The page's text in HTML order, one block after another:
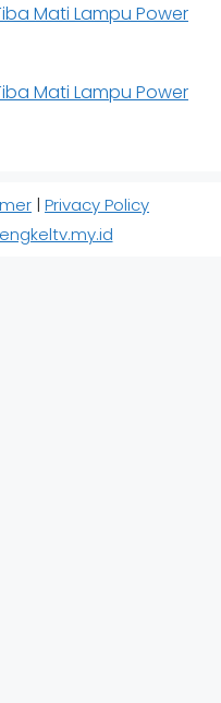
Mati Lampu Power
Mati Lampu Power
| Privacy Policy